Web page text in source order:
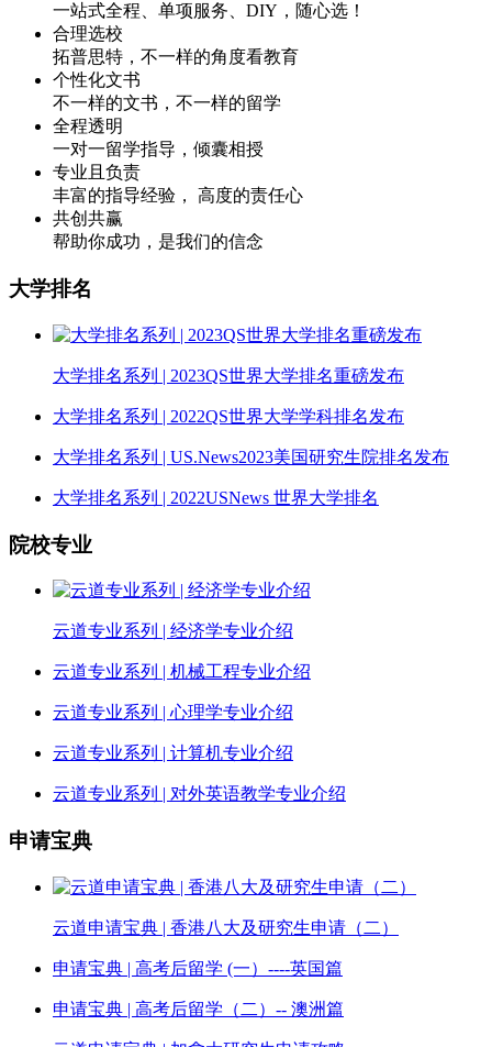
一站式全程、单项服务、DIY，随心选！
合理选校
拓普思特，不一样的角度看教育
个性化文书
不一样的文书，不一样的留学
全程透明
一对一留学指导，倾囊相授
专业且负责
丰富的指导经验， 高度的责任心
共创共赢
帮助你成功，是我们的信念
大学排名
大学排名系列 | 2023QS世界大学排名重磅发布
大学排名系列 | 2022QS世界大学学科排名发布
大学排名系列 | US.News2023美国研究生院排名发布
大学排名系列 | 2022USNews 世界大学排名
院校专业
云道专业系列 | 经济学专业介绍
云道专业系列 | 机械工程专业介绍
云道专业系列 | 心理学专业介绍
云道专业系列 | 计算机专业介绍
云道专业系列 | 对外英语教学专业介绍
申请宝典
云道申请宝典 | 香港八大及研究生申请（二）
申请宝典 | 高考后留学 (一）----英国篇
申请宝典 | 高考后留学（二）-- 澳洲篇